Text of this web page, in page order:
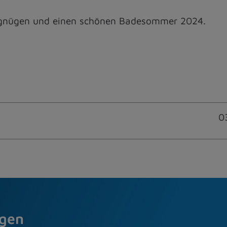
und einen schönen Badesommer 2024.